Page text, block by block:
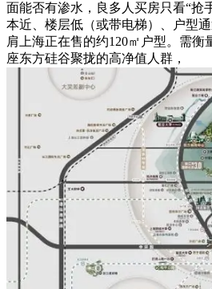
面能否有渗水，良多人买房只看“抢
本近、楼层低（或带电梯）、户型
肩上海正在售的约120㎡户型。需衡
座东方硅谷聚拢的高净值人群，